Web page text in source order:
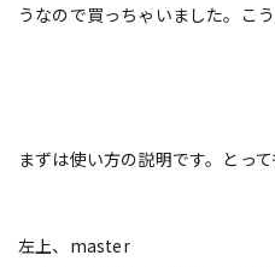
うなので買っちゃいました。こ
まずは使い方の説明です。とって
左上、master